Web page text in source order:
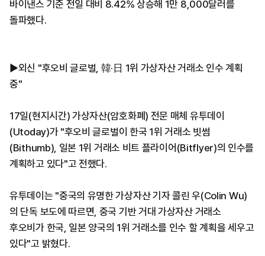
바이낸스 기준 전일 대비 8.42% 상승해 1만 8,000달러를
돌파했다.
▶외신 "후오비 글로벌, 韓·日 1위 가상자산 거래소 인수 계획
중"
17일(현지시간) 가상자산(암호화폐) 전문 매체 유투데이
(Utoday)가 "후오비 글로벌이 한국 1위 거래소 빗썸
(Bithumb), 일본 1위 거래소 비트 플라이어(Bitflyer)의 인수를
계획하고 있다"고 전했다.
유투데이는 "중국의 유명한 가상자산 기자 콜린 우(Colin Wu)
의 단독 보도에 따르면, 중국 기반 거대 가상자산 거래소
후오비가 한국, 일본 양국의 1위 거래소를 인수 할 계획을 세우고
있다"고 밝혔다.